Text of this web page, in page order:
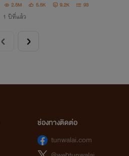
2.5M 5.5K 9.2K 93
1 ปีที่แล้ว
ช่องทางติดต่อ
tunwalai.com